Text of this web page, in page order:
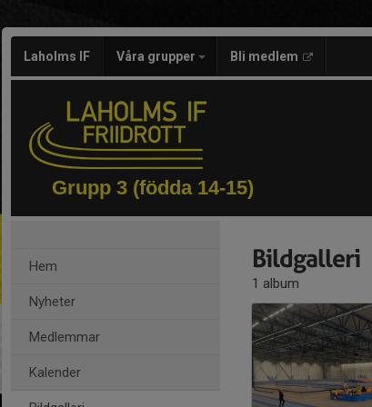
Laholms IF Våra grupper Bli medlem
Grupp 3 (födda 14-15)
Hem
Nyheter
Medlemmar
Kalender
Bildgalleri
1 album